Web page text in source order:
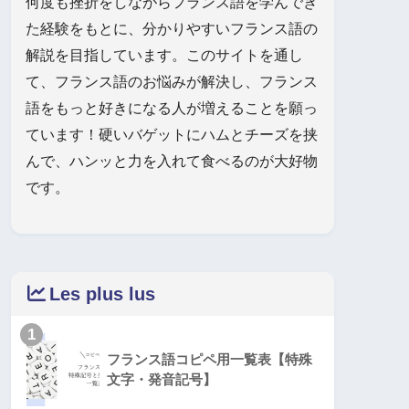
た経験をもとに、分かりやすいフランス語の
解説を目指しています。このサイトを通し
て、フランス語のお悩みが解決し、フランス
語をもっと好きになる人が増えることを願っ
ています！硬いバゲットにハムとチーズを挟
んで、ハンッと力を入れて食べるのが大好物
です。
Les plus lus
1
フランス語コピペ用一覧表【特殊
文字・発音記号】